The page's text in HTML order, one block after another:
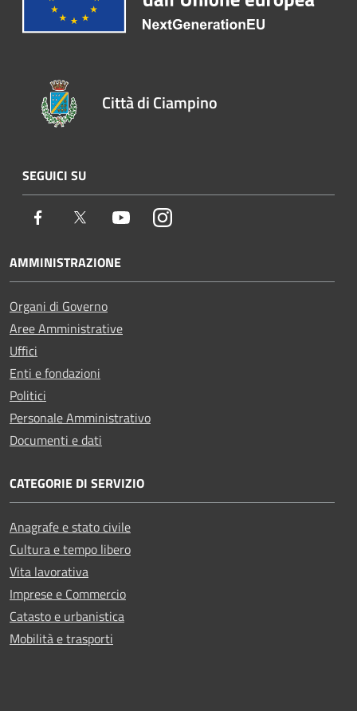
Città di Ciampino
SEGUICI SU
Facebook Twitter YoutubeInstagram
AMMINISTRAZIONE
Organi di Governo
Aree Amministrative
Uffici
Enti e fondazioni
Politici
Personale Amministrativo
Documenti e dati
CATEGORIE DI SERVIZIO
Anagrafe e stato civile
Cultura e tempo libero
Vita lavorativa
Imprese e Commercio
Catasto e urbanistica
Mobilità e trasporti